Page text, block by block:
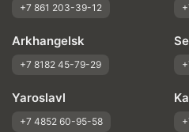
+7 861 203-39-12
Arkhangelsk
+7 8182 45-79-29
Yaroslavl
+7 4852 60-95-58